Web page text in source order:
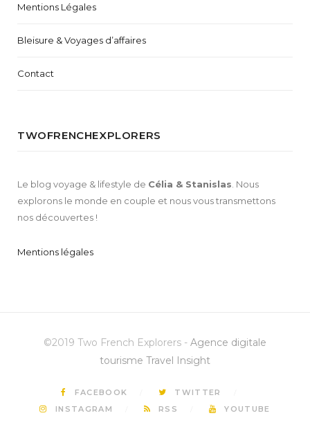
Mentions Légales
Bleisure & Voyages d’affaires
Contact
TWOFRENCHEXPLORERS
Le blog voyage & lifestyle de Célia & Stanislas . Nous
explorons le monde en couple et nous vous transmettons
nos découvertes !
Mentions légales
©2019 Two French Explorers - Agence digitale
tourisme Travel Insight
FACEBOOK
TWITTER
INSTAGRAM
RSS YOUTUBE